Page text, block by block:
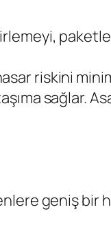
riskini
sağlar.
geniş bir